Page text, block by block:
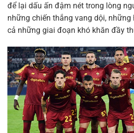
để lại dấu ấn đậm nét trong lòng
những chiến thắng vang dội,
cả những giai đoạn khó khăn đầy